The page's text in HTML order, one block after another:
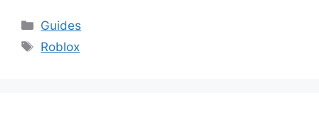
Catégories
Guides
Étiquettes
Roblox